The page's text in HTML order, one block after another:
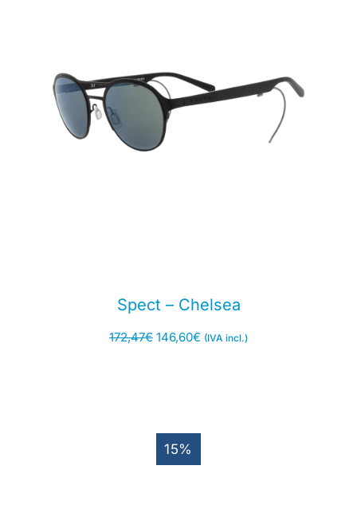
Spect – Chelsea
172,47€ 146,60€ (IVA incl.)
15%